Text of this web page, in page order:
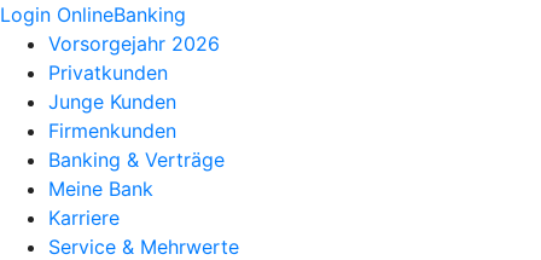
Login OnlineBanking
Vorsorgejahr 2026
Privatkunden
Junge Kunden
Firmenkunden
Banking & Verträge
Meine Bank
Karriere
Service & Mehrwerte